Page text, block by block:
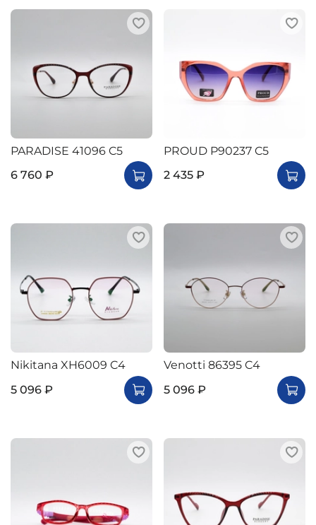
PARADISE 41096 C5
6 760 ₽
PROUD P90237 C5
2 435 ₽
Nikitana XH6009 C4
5 096 ₽
Venotti 86395 C4
5 096 ₽